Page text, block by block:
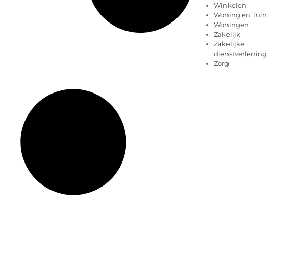
Winkelen
Woning en Tuin
Woningen
Zakelijk
Zakelijke
dienstverlening
Zorg